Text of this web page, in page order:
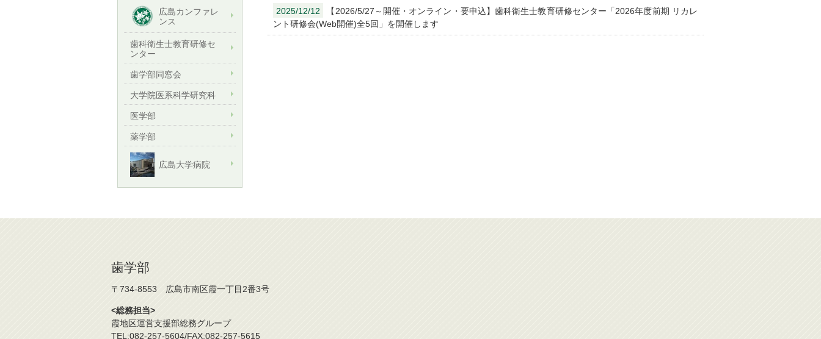
2025/12/12
【2026/5/27～開催・オンライン・要申込】歯科衛生士教育研修センター「2026年度前期 リカレ
ント研修会(Web開催)全5回」を開催します
広島カンファレ
ンス
歯科衛生士教育研修セ
ンター
歯学部同窓会
大学院医系科学研究科
医学部
薬学部
広島大学病院
歯学部
〒734-8553 広島市南区霞一丁目2番3号
<総務担当>
霞地区運営支援部総務グループ
TEL:082-257-5604/FAX:082-257-5615